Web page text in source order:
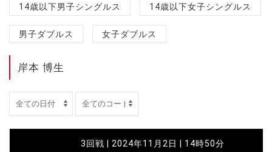
14歳以下男子シングルス 14歳以下女子シングルス
男子ダブルス 女子ダブルス
岸本 博生
3回戦 | 2024年11月2日 | 14時50分